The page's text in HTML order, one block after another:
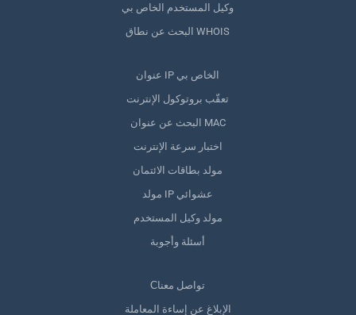
وكيل المستخدم الخاص بي
البحث عن نطاق WHOIS
عنوان IP الخاص بي
تعقّب بروتوكول الإنترنت
البحث عن عنوان MAC
اختبار سرعة الإنترنت
مولد بطاقات الائتمان
مولد IP عشوائي
مولد وكيل المستخدم
أسئلة وأجوبة
Сتواصل معنا
الإبلاغ عن إساءة المعاملة